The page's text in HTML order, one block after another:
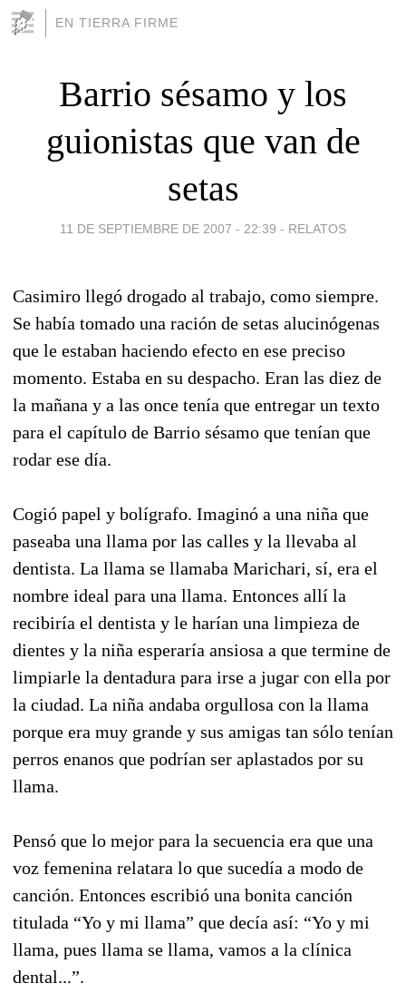
EN TIERRA FIRME
Barrio sésamo y los
guionistas que van de
setas
11 DE SEPTIEMBRE DE 2007 - 22:39 - RELATOS
Casimiro llegó drogado al trabajo, como siempre.
Se había tomado una ración de setas alucinógenas
que le estaban haciendo efecto en ese preciso
momento. Estaba en su despacho. Eran las diez de
la mañana y a las once tenía que entregar un texto
para el capítulo de Barrio sésamo que tenían que
rodar ese día.
Cogió papel y bolígrafo. Imaginó a una niña que
paseaba una llama por las calles y la llevaba al
dentista. La llama se llamaba Marichari, sí, era el
nombre ideal para una llama. Entonces allí la
recibiría el dentista y le harían una limpieza de
dientes y la niña esperaría ansiosa a que termine de
limpiarle la dentadura para irse a jugar con ella por
la ciudad. La niña andaba orgullosa con la llama
porque era muy grande y sus amigas tan sólo tenían
perros enanos que podrían ser aplastados por su
llama.
Pensó que lo mejor para la secuencia era que una
voz femenina relatara lo que sucedía a modo de
canción. Entonces escribió una bonita canción
titulada “Yo y mi llama” que decía así: “Yo y mi
llama, pues llama se llama, vamos a la clínica
dental...”.